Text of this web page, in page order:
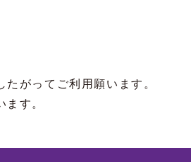
がってご利用願います。
す。